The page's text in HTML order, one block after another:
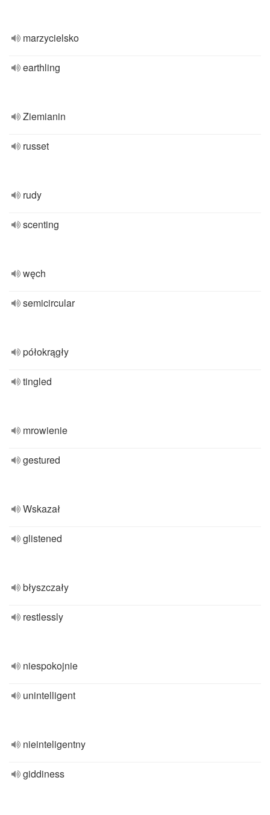
marzycielsko
earthling
Ziemianin
russet
rudy
scenting
węch
semicircular
półokrągły
tingled
mrowienie
gestured
Wskazał
glistened
błyszczały
restlessly
niespokojnie
unintelligent
nieinteligentny
giddiness